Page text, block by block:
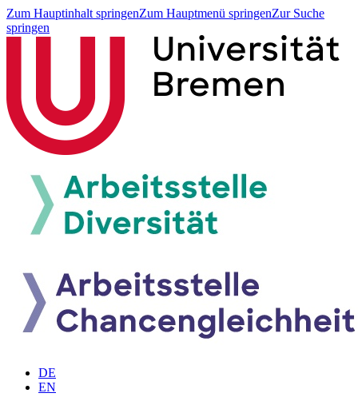
Zum Hauptinhalt springenZum Hauptmenü springenZur Suche
springen
DE
EN